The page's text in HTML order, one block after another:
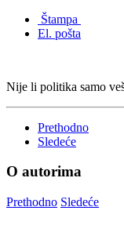
Štampa
El. pošta
Nije li politika samo
Prethodno
Sledeće
O autorima
Prethodno Sledeće